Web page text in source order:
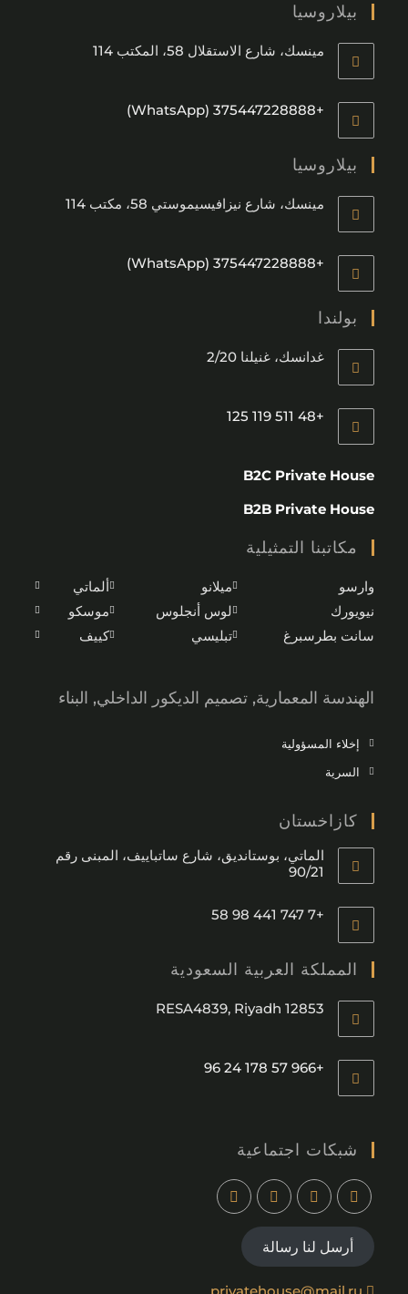
بيلاروسيا
مينسك، شارع الاستقلال 58، المكتب 114
+375447228888 (WhatsApp)
بيلاروسيا
مينسك، شارع نيزافيسيموستي 58، مكتب 114
+375447228888 (WhatsApp)
بولندا
غدانسك، غنيلنا 2/20
+48 511 119 125
كازاخستان
الماتي، بوستانديق، شارع ساتباييف، المبنى رقم
المملكة العربية السعودية
B2C Private House
B2B Private House
مكاتبنا التمثيلية
وارسو
نيويورك
لوس أنجلوس
الهندسة المعمارية, تصميم الديكور الداخلي, البناء
السرية
أرسل لنا رسالة